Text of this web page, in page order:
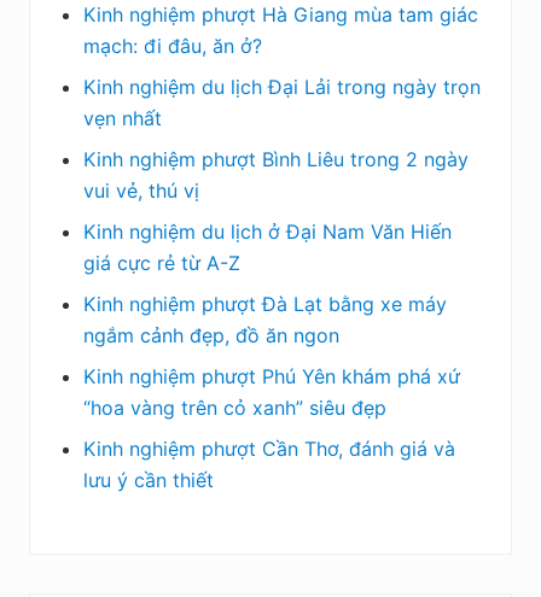
Kinh nghiệm phượt Hà Giang mùa tam giác
mạch: đi đâu, ăn ở?
Kinh nghiệm du lịch Đại Lải trong ngày trọn
vẹn nhất
Kinh nghiệm phượt Bình Liêu trong 2 ngày
vui vẻ, thú vị
Kinh nghiệm du lịch ở Đại Nam Văn Hiến
giá cực rẻ từ A-Z
Kinh nghiệm phượt Đà Lạt bằng xe máy
ngắm cảnh đẹp, đồ ăn ngon
Kinh nghiệm phượt Phú Yên khám phá xứ
“hoa vàng trên cỏ xanh” siêu đẹp
Kinh nghiệm phượt Cần Thơ, đánh giá và
lưu ý cần thiết